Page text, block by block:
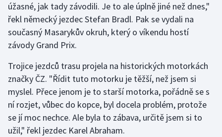
Motorsport
Olympijské hry
Parasport
Plavání
Plážový volejbal
Ragby
úžasné, jak tady závodili. Je to ale úplně jiné než dnes,"
řekl německý jezdec Stefan Bradl. Pak se vydali na
současný Masarykův okruh, který o víkendu hostí
závody Grand Prix.
Trojice jezdců trasu projela na historických motorkách
značky ČZ. "Řídit tuto motorku je těžší, než jsem si
myslel. Přece jenom je to starší motorka, pořádně se s
ní rozjet, vůbec do kopce, byl docela problém, protože
se jí moc nechce. Ale byla to zábava, určitě jsem si to
užil," řekl jezdec Karel Abraham.